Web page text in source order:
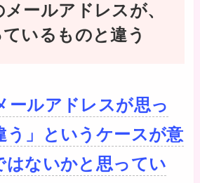
ールアドレスが、
いるものと違う
ールアドレスが思っ
う」というケースが意
はないかと思ってい